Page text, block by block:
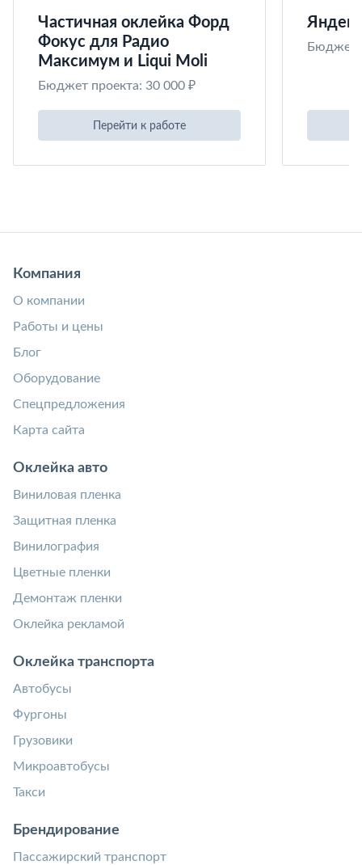
Частичная оклейка Форд
Фокус для Радио
Максимум и Liqui Moli
Бюджет проекта: 30 000 ₽
Перейти к работе
Бюджет
Компания
О компании
Работы и цены
Блог
Оборудование
Спецпредложения
Карта сайта
Оклейка авто
Виниловая пленка
Защитная пленка
Винилография
Цветные пленки
Демонтаж пленки
Оклейка рекламой
Оклейка транспорта
Автобусы
Фургоны
Грузовики
Микроавтобусы
Такси
Брендирование
Пассажирский транспорт